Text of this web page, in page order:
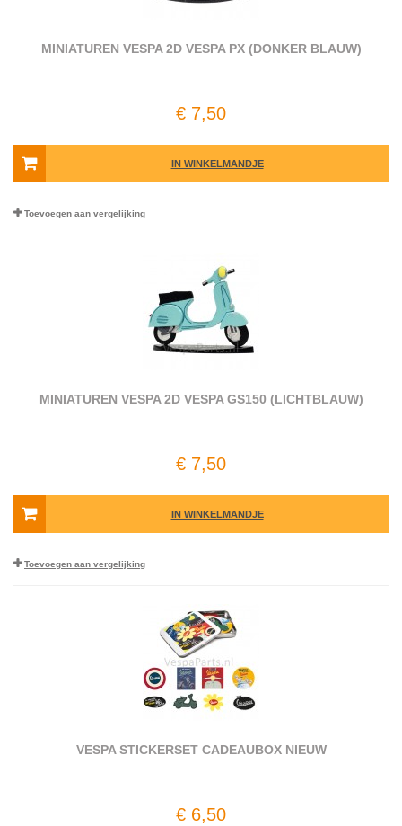
MINIATUREN VESPA 2D VESPA PX (DONKER BLAUW)
€ 7,50
IN WINKELMANDJE
Toevoegen aan vergelijking
MINIATUREN VESPA 2D VESPA GS150 (LICHTBLAUW)
€ 7,50
IN WINKELMANDJE
Toevoegen aan vergelijking
VESPA STICKERSET CADEAUBOX NIEUW
€ 6,50